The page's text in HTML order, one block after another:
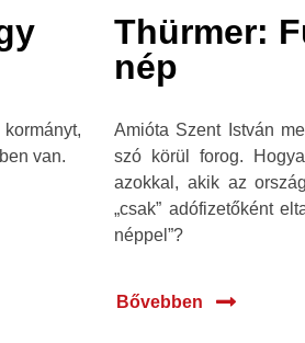
van.
Thürmer:
nép
Amióta Szent István
szó körül forog.
azokkal, akik az
„csak” adófizetőként
néppel”?
Bővebben